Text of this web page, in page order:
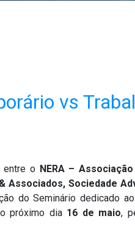
vs
entre o NERA –
Associados, Sociedade
do Seminário dedicado
próximo dia 16 de maio,